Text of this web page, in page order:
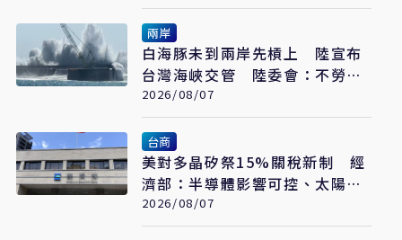
兩岸
白海豚未到兩岸先槓上 陸宣布
台灣海峽交管 陸委會：不勞費
心
2026/08/07
台商
美對多晶矽祭15%關稅新制 經
濟部：半導體影響可控、太陽能
產業衝擊有限
2026/08/07